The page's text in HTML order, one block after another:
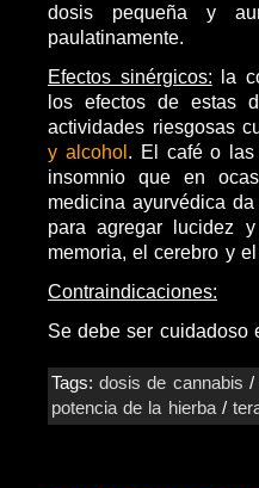
dosis pequeña y
paulatinamente.
Efectos sinérgicos: la
los efectos de estas
actividades riesgosas
y alcohol. El café o las
insomnio que en
medicina ayurvédica
para agregar lucidez
memoria, el cerebro y
Contraindicaciones:
Se debe ser cuidadoso
Tags:dosis de cannabis
potencia de la hierba/